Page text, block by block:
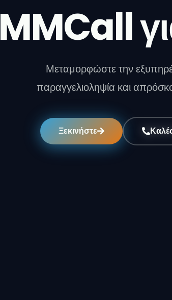
MMCall
Μεταμορφώστε την
παραγγελιοληψία και
Ξεκινήστε